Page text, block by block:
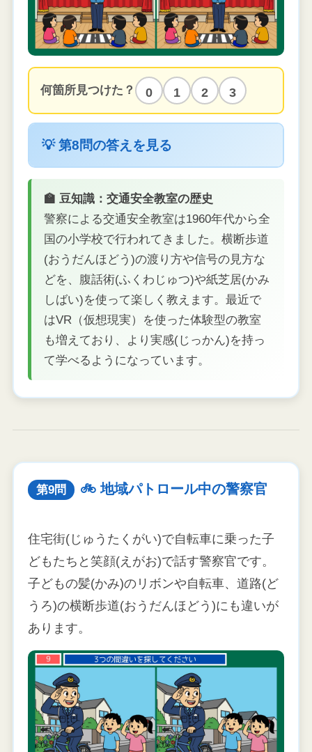
何箇所見つけた？ 0 1 2 3
💡 第8問の答えを見る
🏫 豆知識：交通安全教室の歴史
警察による交通安全教室は1960年代から全
国の小学校で行われてきました。横断歩道
(おうだんほどう)の渡り方や信号の見方な
どを、腹話術(ふくわじゅつ)や紙芝居(かみ
しばい)を使って楽しく教えます。最近で
はVR（仮想現実）を使った体験型の教室
も増えており、より実感(じっかん)を持っ
て学べるようになっています。
第9問 🚲 地域パトロール中の警察官
住宅街(じゅうたくがい)で自転車に乗った子
どもたちと笑顔(えがお)で話す警察官です。
子どもの髪(かみ)のリボンや自転車、道路(ど
うろ)の横断歩道(おうだんほどう)にも違いが
あります。